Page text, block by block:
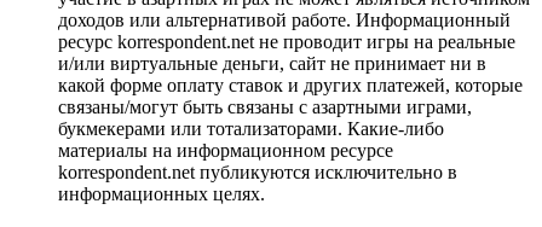
доходов или альтернативой работе. Информационный
ресурс korrespondent.net не проводит игры на реальные
и/или виртуальные деньги, сайт не принимает ни в
какой форме оплату ставок и других платежей, которые
связаны/могут быть связаны с азартными играми,
букмекерами или тотализаторами. Какие-либо
материалы на информационном ресурсе
korrespondent.net публикуются исключительно в
информационных целях.